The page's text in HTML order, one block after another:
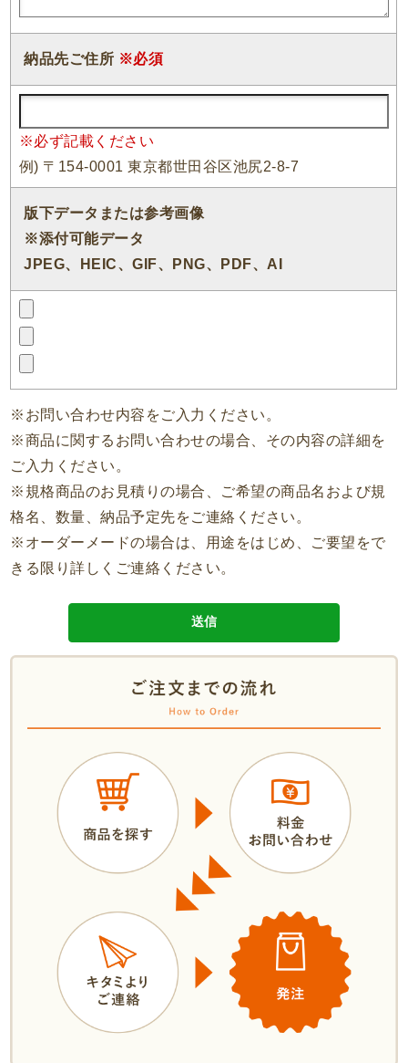
納品先ご住所 ※必須
※必ず記載ください
例) 〒154-0001 東京都世田谷区池尻2-8-7
版下データまたは参考画像
※添付可能データ
JPEG、HEIC、GIF、PNG、PDF、AI
※お問い合わせ内容をご入力ください。
※商品に関するお問い合わせの場合、その内容の詳細を
ご入力ください。
※規格商品のお見積りの場合、ご希望の商品名および規
格名、数量、納品予定先をご連絡ください。
※オーダーメードの場合は、用途をはじめ、ご要望をで
きる限り詳しくご連絡ください。